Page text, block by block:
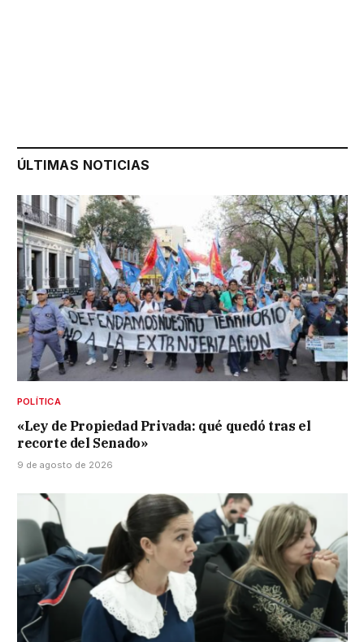
ÚLTIMAS NOTICIAS
POLÍTICA
«Ley de Propiedad Privada: qué quedó tras el
recorte del Senado»
9 de agosto de 2026